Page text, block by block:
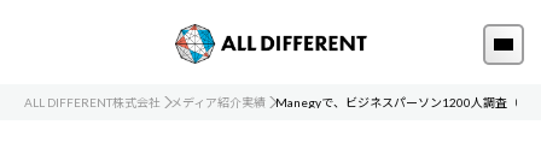
ALL DIFFERENT株式会社 メディア紹介実績 Manegyで、ビジネスパーソン1200人調査（働